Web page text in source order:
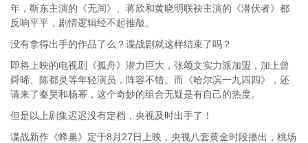
年，靳东主演的《无间》、蒋欣和黄晓明联袂主演的《潜伏者》都
反响平平，剧情逻辑经不起推敲。
没有拿得出手的作品了么？谍战剧就这样结束了吗？
即将上映的电视剧《孤舟》潜力巨大，张颂文实力派加盟，加上曾
舜晞、陈都灵等年轻演员，阵容不错。而《哈尔滨一九四四》，还
请来了秦昊和杨幂，这个奇妙的组合无疑是有自己的热度。
但是以上剧集迟迟没有定档，央视及时出手了！
谍战新作《蜂巢》定于8月27日上映，央视八套黄金时段播出，桃场